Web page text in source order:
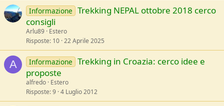
Informazione Trekking NEPAL ottobre 2018 cerco
consigli
Arlu89 Estero
Risposte 10 22 Aprile 2025
A Informazione Trekking in Croazia: cerco idee e
proposte
alfredo Estero
Risposte 9 4 Luglio 2012